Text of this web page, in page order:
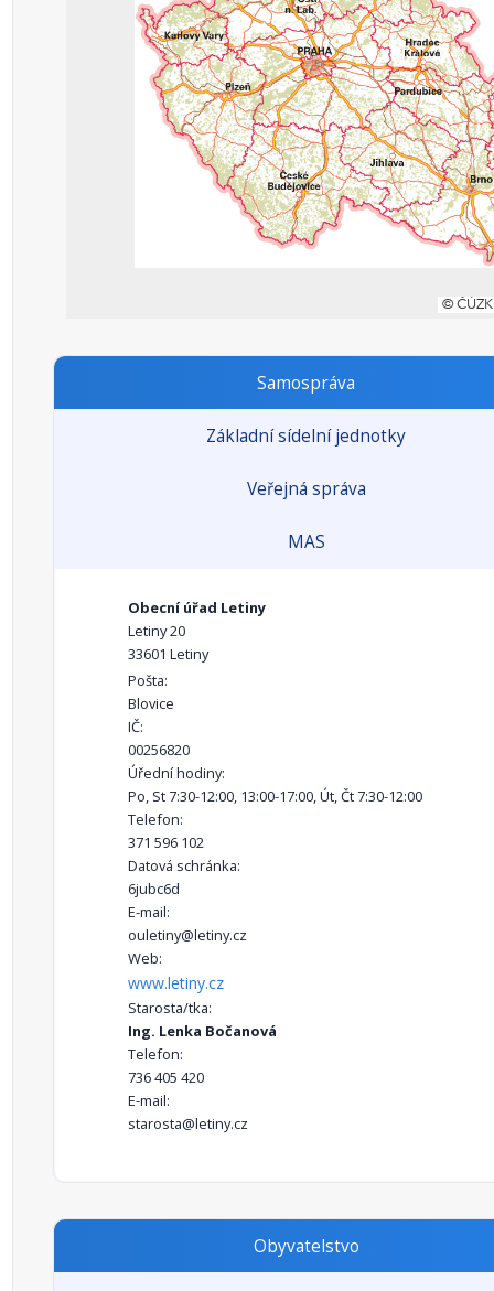
Samospráva
Základní sídelní jednotky
Veřejná správa
MAS
Obecní úřad Letiny
Letiny 20
33601 Letiny
Pošta:
Blovice
IČ:
00256820
Úřední hodiny:
Po, St 7:30-12:00, 13:00-17:00, Út, Čt 7:30-12:00
Telefon:
371 596 102
Datová schránka:
6jubc6d
E-mail:
ouletiny@letiny.cz
Web:
www.letiny.cz
Starosta/tka:
Ing. Lenka Bočanová
Telefon:
736 405 420
E-mail:
starosta@letiny.cz
Obyvatelstvo